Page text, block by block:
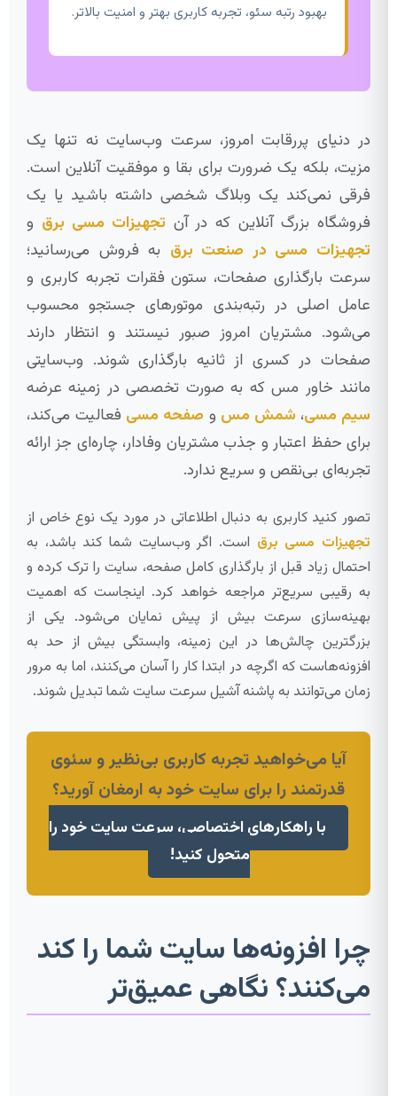
بهبود رتبه سئو، تجربه کاربری بهتر و امنیت بالاتر.
در دنیای پررقابت امروز، سرعت وب‌سایت نه تنها یک
مزیت، بلکه یک ضرورت برای بقا و موفقیت آنلاین است.
فرقی نمی‌کند یک وبلاگ شخصی داشته باشید یا یک
فروشگاه بزرگ آنلاین که در آن تجهیزات مسی برق و
تجهیزات مسی در صنعت برق به فروش می‌رسانید؛
سرعت بارگذاری صفحات، ستون فقرات تجربه کاربری و
عامل اصلی در رتبه‌بندی موتورهای جستجو محسوب
می‌شود. مشتریان امروز صبور نیستند و انتظار دارند
صفحات در کسری از ثانیه بارگذاری شوند. وب‌سایتی
مانند خاور مس که به صورت تخصصی در زمینه عرضه
سیم مسی، شمش مس و صفحه مسی فعالیت می‌کند،
برای حفظ اعتبار و جذب مشتریان وفادار، چاره‌ای جز ارائه
تجربه‌ای بی‌نقص و سریع ندارد.
تصور کنید کاربری به دنبال اطلاعاتی در مورد یک نوع خاص از
تجهیزات مسی برق است. اگر وب‌سایت شما کند باشد، به
احتمال زیاد قبل از بارگذاری کامل صفحه، سایت را ترک کرده و
به رقیبی سریع‌تر مراجعه خواهد کرد. اینجاست که اهمیت
بهینه‌سازی سرعت بیش از پیش نمایان می‌شود. یکی از
بزرگترین چالش‌ها در این زمینه، وابستگی بیش از حد به
افزونه‌هاست که اگرچه در ابتدا کار را آسان می‌کنند، اما به مرور
زمان می‌توانند به پاشنه آشیل سرعت سایت شما تبدیل شوند.
آیا می‌خواهید تجربه کاربری بی‌نظیر و سئوی
قدرتمند را برای سایت خود به ارمغان آورید؟
با راهکارهای اختصاصی، سرعت سایت خود را
متحول کنید!
چرا افزونه‌ها سایت شما را کند
می‌کنند؟ نگاهی عمیق‌تر